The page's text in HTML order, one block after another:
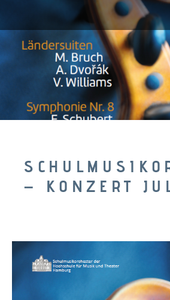
– KONZERT